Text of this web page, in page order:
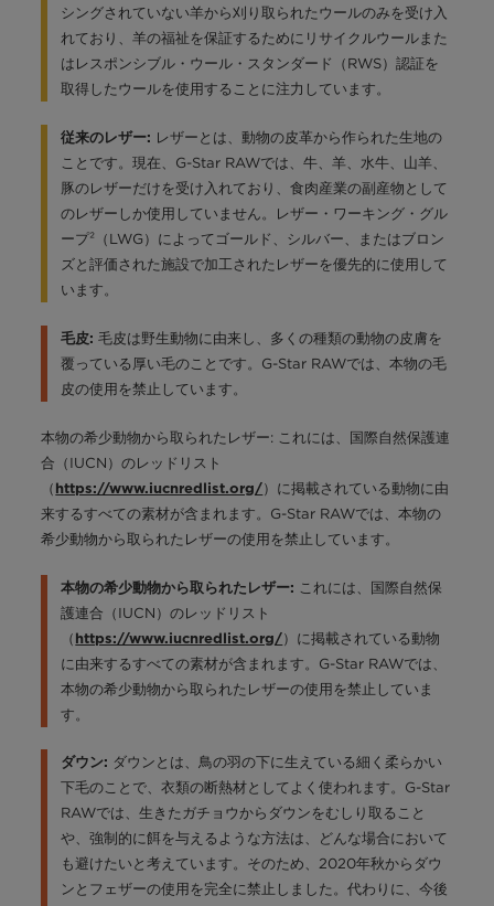
シングされていない羊から刈り取られたウールのみを受け入
れており、羊の福祉を保証するためにリサイクルウールまた
はレスポンシブル・ウール・スタンダード（RWS）認証を
取得したウールを使用することに注力しています。
従来のレザー: レザーとは、動物の皮革から作られた生地の
ことです。現在、G-Star RAWでは、牛、羊、水牛、山羊、
豚のレザーだけを受け入れており、食肉産業の副産物として
のレザーしか使用していません。レザー・ワーキング・グル
ープ²（LWG）によってゴールド、シルバー、またはブロン
ズと評価された施設で加工されたレザーを優先的に使用して
います。
毛皮: 毛皮は野生動物に由来し、多くの種類の動物の皮膚を
覆っている厚い毛のことです。G-Star RAWでは、本物の毛
皮の使用を禁止しています。
本物の希少動物から取られたレザー: これには、国際自然保護連
合（IUCN）のレッドリスト
（ https://www.iucnredlist.org/）に掲載されている動物に由
来するすべての素材が含まれます。G-Star RAWでは、本物の
希少動物から取られたレザーの使用を禁止しています。
本物の希少動物から取られたレザー: これには、国際自然保
護連合（IUCN）のレッドリスト
（ https://www.iucnredlist.org/）に掲載されている動物
に由来するすべての素材が含まれます。G-Star RAWでは、
本物の希少動物から取られたレザーの使用を禁止していま
す。
ダウン: ダウンとは、鳥の羽の下に生えている細く柔らかい
下毛のことで、衣類の断熱材としてよく使われます。G-Star
RAWでは、生きたガチョウからダウンをむしり取ること
や、強制的に餌を与えるような方法は、どんな場合において
も避けたいと考えています。そのため、2020年秋からダウ
ンとフェザーの使用を完全に禁止しました。代わりに、今後